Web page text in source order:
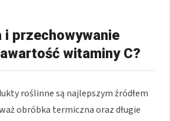
i przechowywanie
witaminy C?
roślinne są najlepszym źródłem
obróbka termiczna oraz długie